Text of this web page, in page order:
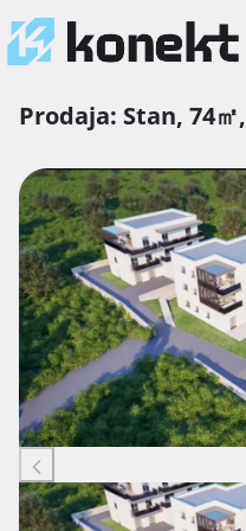
Prodaja: Stan, 74㎡,